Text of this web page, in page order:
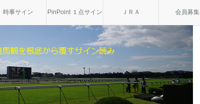
時事サイン PinPoint １点サイン ＪＲＡ 会員募集